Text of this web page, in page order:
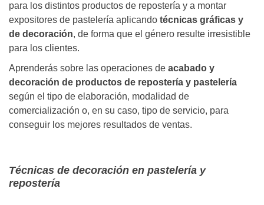
para los distintos productos de repostería y a montar
expositores de pastelería aplicando técnicas gráficas y
de decoración, de forma que el género resulte irresistible
para los clientes.
Aprenderás sobre las operaciones de acabado y
decoración de productos de repostería y pastelería
según el tipo de elaboración, modalidad de
comercialización o, en su caso, tipo de servicio, para
conseguir los mejores resultados de ventas.
Técnicas de decoración en pastelería y
repostería